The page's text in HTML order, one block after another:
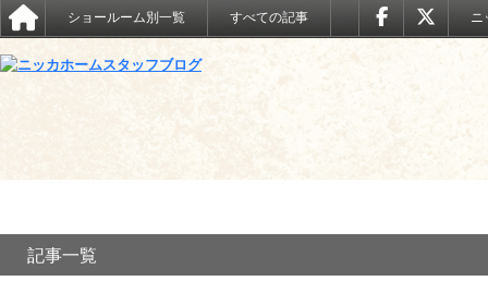
ショールーム別一覧 すべての記事 ニ
記事一覧